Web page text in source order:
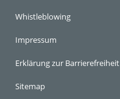
Whistleblowing
Impressum
Erklärung zur Barrierefreiheit
Sitemap